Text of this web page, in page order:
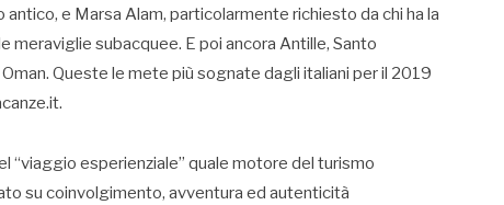
e Marsa Alam, particolarmente richiesto da chi ha la
meraviglie subacquee. E poi ancora Antille, Santo
Queste le mete più sognate dagli italiani per il 2019
“viaggio esperienziale” quale motore del turismo
su coinvolgimento, avventura ed autenticità